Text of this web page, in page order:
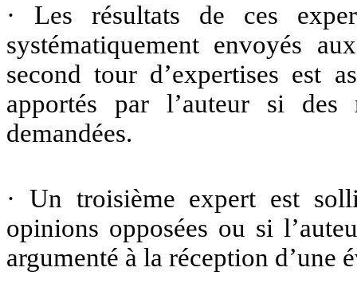
· Les résultats de ces
systématiquement envoyés
second tour d’expertises est
apportés par l’auteur si
demandées.
· Un troisième expert est
opinions opposées ou si
argumenté à la réception d’une